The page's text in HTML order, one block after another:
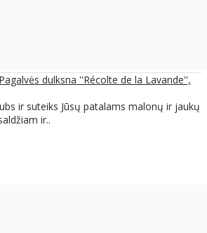
dulksna ''Récolte de la Lavande'',
ir suteiks Jūsų patalams malonų ir jaukų
ir..